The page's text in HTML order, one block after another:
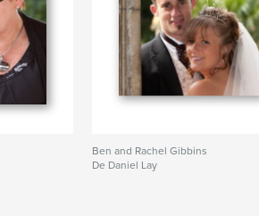
Ben and Rachel Gibbins
De Daniel Lay